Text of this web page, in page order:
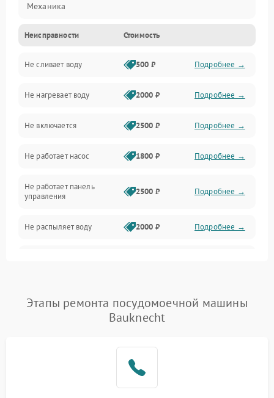
Механика
Управление
Электропитание
Датчики
Нагрев
Вода
Гигиена
Программное обеспечение
Неисправности Стоимость
Не сливает воду 500 ₽ Подробнее →
Не нагревает воду 2000 ₽ Подробнее →
Не включается 2500 ₽ Подробнее →
Не работает насос 1800 ₽ Подробнее →
Не работает панель
управления
2500 ₽ Подробнее →
Не распыляет воду 2000 ₽ Подробнее →
Проблемы с набором
воды
1800 ₽ Подробнее →
1700 ₽
Этапы ремонта посудомоечной машины
Bauknecht